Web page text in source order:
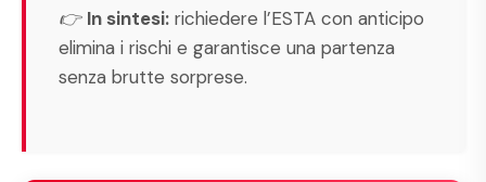
👉 In sintesi: richiedere l’ESTA con anticipo
elimina i rischi e garantisce una partenza
senza brutte sorprese.